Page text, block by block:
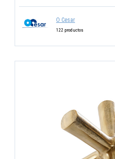
O Cesar
122 productos